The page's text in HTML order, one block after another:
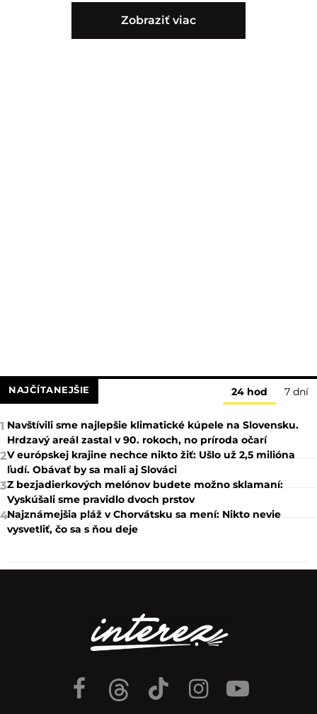
Zobraziť viac
NAJČÍTANEJŠIE 24 hod 7 dní
1 Navštívili sme najlepšie klimatické kúpele na Slovensku.
Hrdzavý areál zastal v 90. rokoch, no príroda očarí
2V európskej krajine nechce nikto žiť: Ušlo už 2,5 milióna
ľudí. Obávať by sa mali aj Slováci
3Z bezjadierkových melónov budete možno sklamaní:
Vyskúšali sme pravidlo dvoch prstov
4Najznámejšia pláž v Chorvátsku sa mení: Nikto nevie
vysvetliť, čo sa s ňou deje